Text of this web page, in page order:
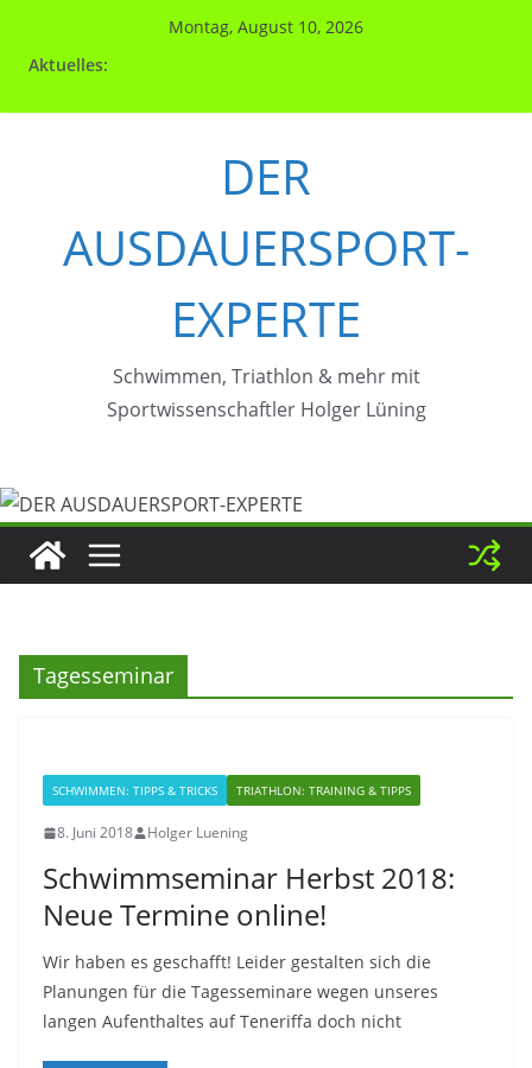
Montag, August 10, 2026
Aktuelles:
DER
AUSDAUERSPORT-
EXPERTE
Schwimmen, Triathlon & mehr mit
Sportwissenschaftler Holger Lüning
Tagesseminar
SCHWIMMEN: TIPPS & TRICKS TRIATHLON: TRAINING & TIPPS
8. Juni 2018 Holger Luening
Schwimmseminar Herbst 2018:
Neue Termine online!
Wir haben es geschafft! Leider gestalten sich die
Planungen für die Tagesseminare wegen unseres
langen Aufenthaltes auf Teneriffa doch nicht